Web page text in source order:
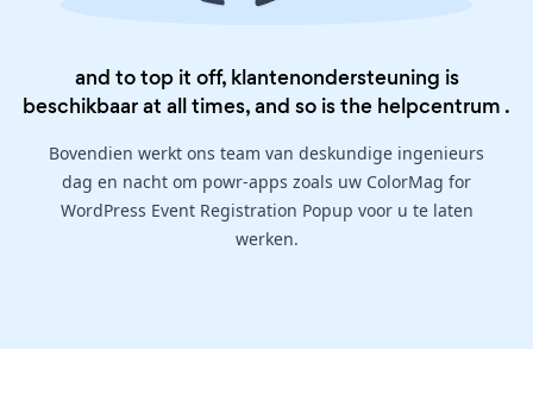
and to top it off, klantenondersteuning is
beschikbaar at all times, and so is the helpcentrum .
Bovendien werkt ons team van deskundige ingenieurs
dag en nacht om powr-apps zoals uw ColorMag for
WordPress Event Registration Popup voor u te laten
werken.